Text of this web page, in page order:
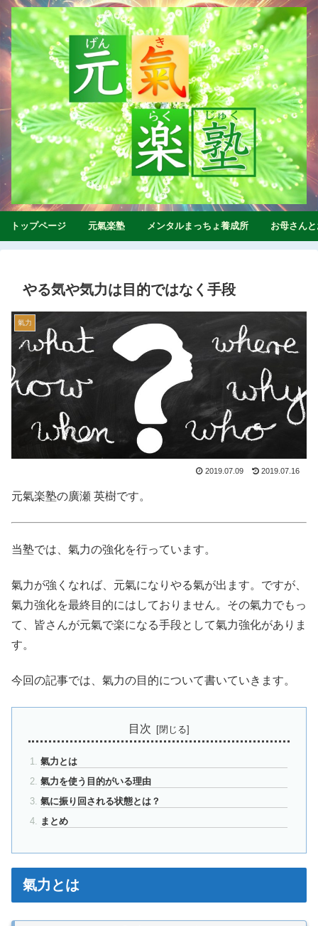
トップページ 元氣楽塾 メンタルまっちょ養成所 お母さん
やる気や気力は目的ではなく手段
氣力
2019.07.09 2019.07.16
元氣楽塾の廣瀬 英樹です。
当塾では、氣力の強化を行っています。
氣力が強くなれば、元氣になりやる氣が出ます。ですが、
氣力強化を最終目的にはしておりません。その氣力でもっ
て、皆さんが元氣で楽になる手段として氣力強化がありま
す。
今回の記事では、氣力の目的について書いていきます。
目次
氣力とは
氣力を使う目的がいる理由
氣に振り回される状態とは？
まとめ
氣力とは